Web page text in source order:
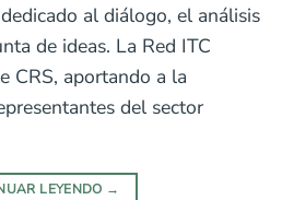
al diálogo, el análisis
de ideas. La Red ITC
CRS, aportando a la
del sector
LEYENDO →